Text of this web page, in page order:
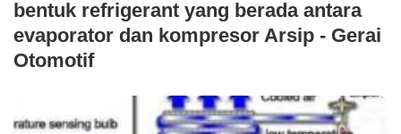
bentuk refrigerant yang berada antara
evaporator dan kompresor Arsip - Gerai
Otomotif